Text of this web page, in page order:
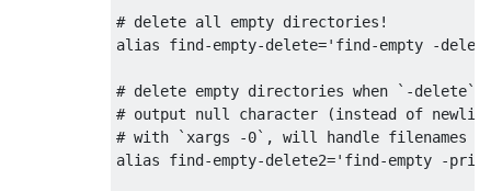
# delete all empty directories!
alias find -empty-delete='find-empty -
# delete empty directories when `-
# output null character (instead of
# with `xargs -0`, will handle filenames
alias find -empty-delete2='find-empty -